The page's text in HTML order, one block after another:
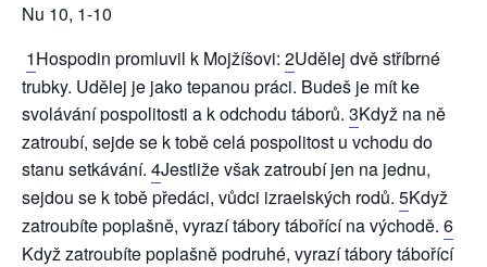
Nu 10, 1-10
1Hospodin promluvil k Mojžíšovi: 2Udělej dvě stříbrné
trubky. Udělej je jako tepanou práci. Budeš je mít ke
svolávání pospolitosti a k odchodu táborů. 3Když na ně
zatroubí, sejde se k tobě celá pospolitost u vchodu do
stanu setkávání. 4Jestliže však zatroubí jen na jednu,
sejdou se k tobě předáci, vůdci izraelských rodů. 5Když
zatroubíte poplašně, vyrazí tábory tábořící na východě. 6
Když zatroubíte poplašně podruhé, vyrazí tábory tábořící